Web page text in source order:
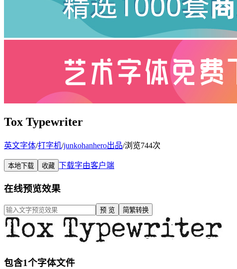
Tox Typewriter
英文字体/打字机/junkohanhero出品/浏览744次
本地下载 收藏 下载字由客户端
在线预览效果
预 览 简繁转换
包含1个字体文件